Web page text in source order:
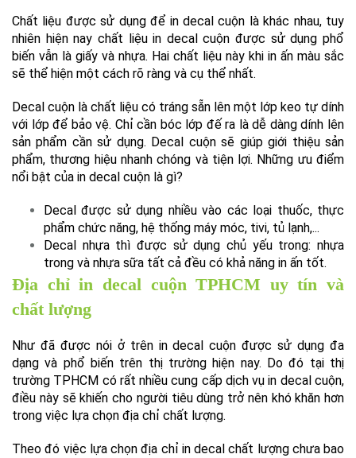
Chất liệu được sử dụng để in decal cuộn là khác nhau, tuy
nhiên hiện nay chất liệu in decal cuộn được sử dụng phổ
biến vẫn là giấy và nhựa. Hai chất liệu này khi in ấn màu sắc
sẽ thể hiện một cách rõ ràng và cụ thể nhất.
Decal cuộn là chất liệu có tráng sẵn lên một lớp keo tự dính
với lớp để bảo vệ. Chỉ cần bóc lớp đế ra là dễ dàng dính lên
sản phẩm cần sử dụng. Decal cuộn sẽ giúp giới thiệu sản
phẩm, thương hiệu nhanh chóng và tiện lợi. Những ưu điểm
nổi bật của in decal cuộn là gì?
Decal được sử dụng nhiều vào các loại thuốc, thực
phẩm chức năng, hệ thống máy móc, tivi, tủ lạnh,...
Decal nhựa thì được sử dụng chủ yếu trong: nhựa
trong và nhựa sữa tất cả đều có khả năng in ấn tốt.
Địa chỉ in decal cuộn TPHCM uy tín và
chất lượng
Như đã được nói ở trên in decal cuộn được sử dụng đa
dạng và phổ biến trên thị trường hiện nay. Do đó tại thị
trường TPHCM có rất nhiều cung cấp dịch vụ in decal cuộn,
điều này sẽ khiến cho người tiêu dùng trở nên khó khăn hơn
trong việc lựa chọn địa chỉ chất lượng.
Theo đó việc lựa chọn địa chỉ in decal chất lượng chưa bao